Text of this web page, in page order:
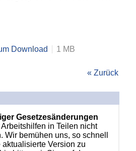
Download
1 MB
« Zurück
Gesetzesänderungen
in Teilen nicht
Wir bemühen uns, so schnell
Version zu